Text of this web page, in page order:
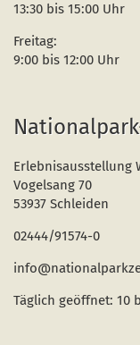
13:30 bis 15:00 Uhr
Freitag:
9:00 bis 12:00 Uhr
Erlebnisausstellung
Vogelsang 70
53937 Schleiden
02444/91574-0
Täglich geöffnet: 10